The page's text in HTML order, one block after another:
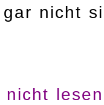
nicht
nicht